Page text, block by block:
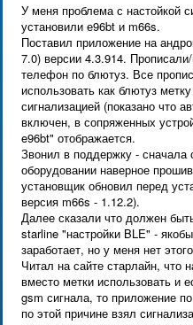
У меня проблема с настойкой
установили е96bt и m66s.
Поставил приложение на
7.0) версии 4.3.914.
телефон по блютуз. Все
использовать как блютуз
сигнализацией (показано что
включен, в сопряженных
e96bt" отображается.
Звонил в поддержку - сначала
оборудовании наверное
установщик обновил перед
версия m66s - 1.12.2).
Далее сказали что должен
starline "настройки BLE" -
заработает, но у меня нет
Читал на сайте старлайн, что
вместо метки использовать и
gsm сигнала, то приложение
по этой причине взял